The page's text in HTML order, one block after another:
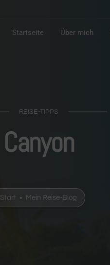
Startseite Über mich
REISE-TIPPS
Canyon
Start Mein Reise-Blog